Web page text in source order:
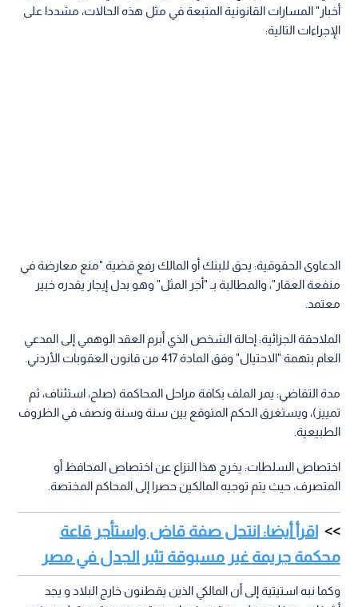
أخبار" المسارات القانونية المتبعة في مثل هذه الحالات، مشددا على
الإجراءات التالية:
الدعاوى الحقوقية: يحق للبنك أو المالك رفع قضية "منع معارضة في
منفعة العقار"، والمطالبة بـ "أجر المثل" وهو بدل إيجار يقدره خبير
معتمد.
الملاحقة الجزائية: إحالة الشخص الذي أبرم العقد الوهمي إلى المدعي
العام بتهمة "الاحتيال" وفق المادة 417 من قانون العقوبات الأردني.
مدة التقاضي: يمر الملف بكافة مراحل المحاكمة (صلح، استئناف، ثم
تمييز)، ويستغرق الحكم المتوقع بين سنة وسنة ونصف في الظروف
الطبيعية.
اختصاص السلطات: يخرج هذا النزاع عن اختصاص المحافظ أو
المتصرف، حيث يتم توجيه المالكين حصرا إلى المحاكم المختصة.
اقرأ أيضا: انتحل صفة قاض واستأجر قاعة
محكمة جريمة غير مسبوقة تثير الجدل في مصر
وكما نبه استيتية إلى أن المالكي الذين يقطنون خارج البلاد و يجد